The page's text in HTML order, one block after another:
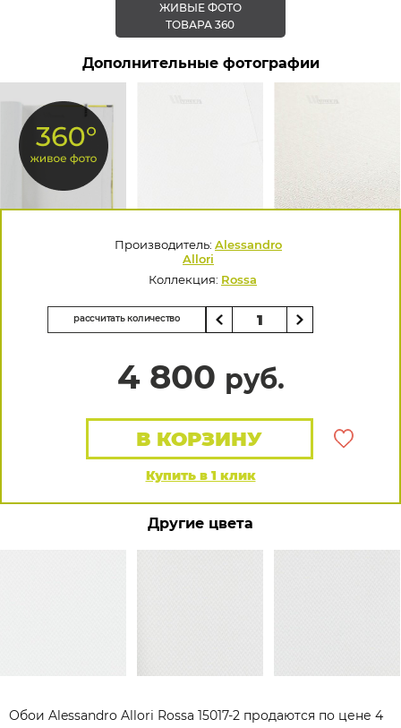
ЖИВЫЕ ФОТО
ТОВАРА 360
Дополнительные фотографии
Производитель: Alessandro
Allori
Коллекция: Rossa
рассчитать количество
4 800 руб.
Купить в 1 клик
В КОРЗИНУ
Другие цвета
Обои Alessandro Allori Rossa 15017-2 продаются по цене 4